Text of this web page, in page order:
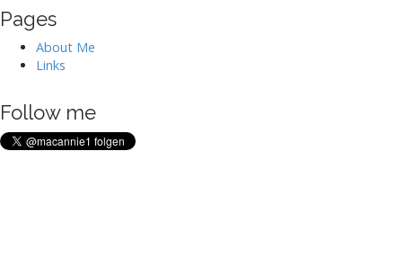
Pages
About Me
Links
Follow me